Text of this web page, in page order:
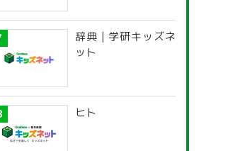
辞典 | 学研キッズネ
ット
ヒト